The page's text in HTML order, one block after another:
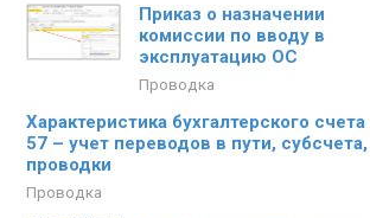
Приказ о назначении
комиссии по вводу в
эксплуатацию ОС
Проводка
Характеристика бухгалтерского счета
57 – учет переводов в пути, субсчета,
проводки
Проводка